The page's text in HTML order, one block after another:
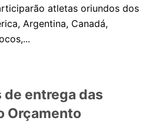
atletas oriundos dos
Argentina, Canadá,
de entrega das
Orçamento